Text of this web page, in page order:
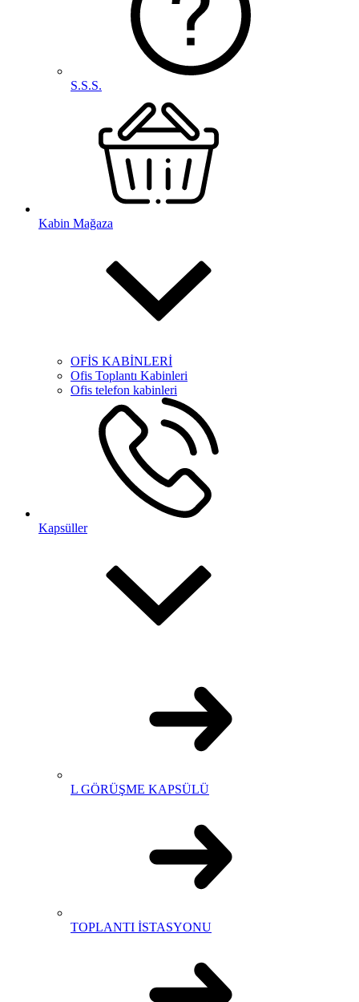
S.S.S.
Kabin Mağaza
OFİS KABİNLERİ
Ofis Toplantı Kabinleri
Ofis telefon kabinleri
Kapsüller
L GÖRÜŞME KAPSÜLÜ
TOPLANTI İSTASYONU